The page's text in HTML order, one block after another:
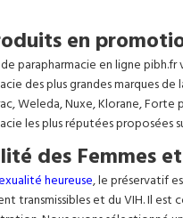
en
parapharmacie en ligne pibh.fr
des plus grandes marques
Weleda, Nuxe, Klorane,
les plus réputées proposées
des Femmes
heureuse, le préservatif
transmissibles et du VIH. Il